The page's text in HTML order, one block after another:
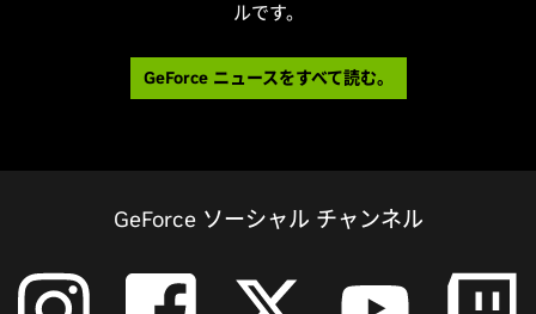
ルです。
GeForce ニュースをすべて読む。
GeForce ソーシャル チャンネル